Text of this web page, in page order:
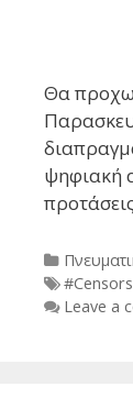
Θα
ψηφιακή
Tags
Leave a